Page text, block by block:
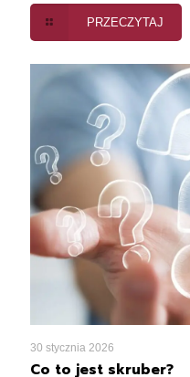
PRZECZYTAJ
30 stycznia 2026
Co to jest skruber?